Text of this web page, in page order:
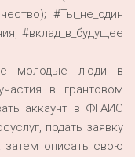
#Ты_не_один
#вклад_в_будущее
молодые люди в
в грантовом
аккаунт в ФГАИС
подать заявку
описать свою